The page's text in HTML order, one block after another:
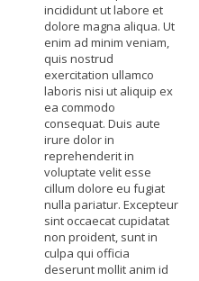
incididunt ut labore et
dolore magna aliqua. Ut
enim ad minim veniam,
quis nostrud
exercitation ullamco
laboris nisi ut aliquip ex
ea commodo
consequat. Duis aute
irure dolor in
reprehenderit in
voluptate velit esse
cillum dolore eu fugiat
nulla pariatur. Excepteur
sint occaecat cupidatat
non proident, sunt in
culpa qui officia
deserunt mollit anim id